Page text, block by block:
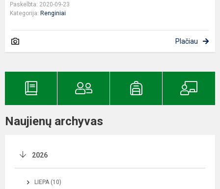
Paskelbta: 2020-09-23
Kategorija: Renginiai
Plačiau
Naujienų archyvas
2026
LIEPA (10)